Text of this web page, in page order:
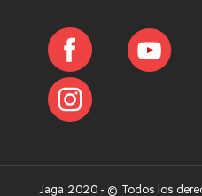
Jaga 2020 - © Todos los